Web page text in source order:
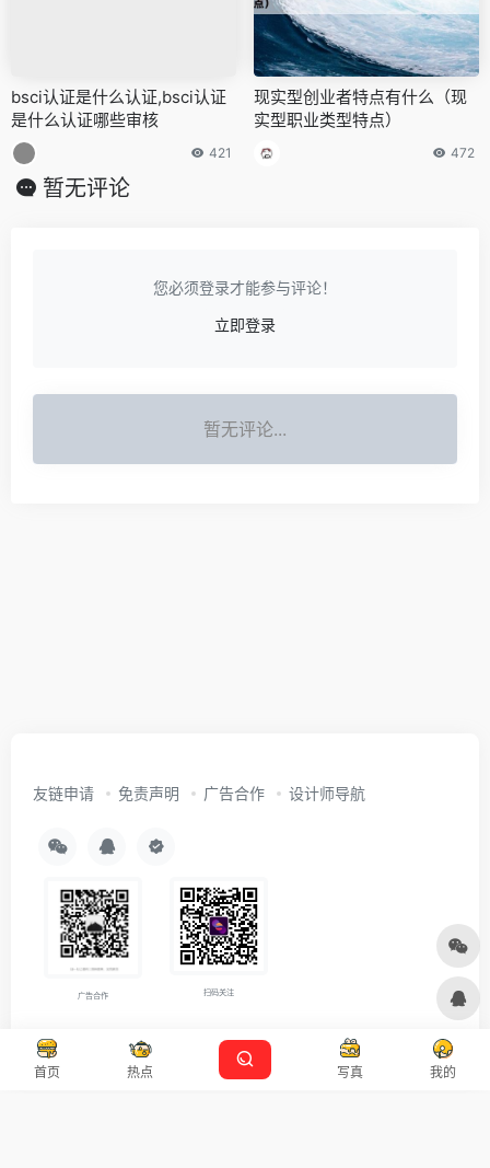
bsci认证是什么认证,bsci认证
是什么认证哪些审核
421
现实型创业者特点有什么（现
实型职业类型特点）
472
暂无评论
您必须登录才能参与评论！
立即登录
暂无评论...
首页 热点 写真 我的
友链申请 免责声明 广告合作 设计师导航
广告合作 扫码关注
Copyright © 2026沪ICP备2021007899号-5 Designed by 设计资源